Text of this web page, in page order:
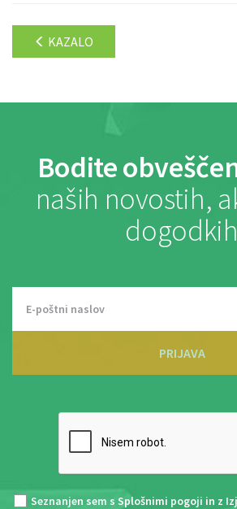
KAZALO
Bodite
naših novostih,
dogodkih
PRIJAVA
Seznanjen sem s Splošnimi pogoji in z